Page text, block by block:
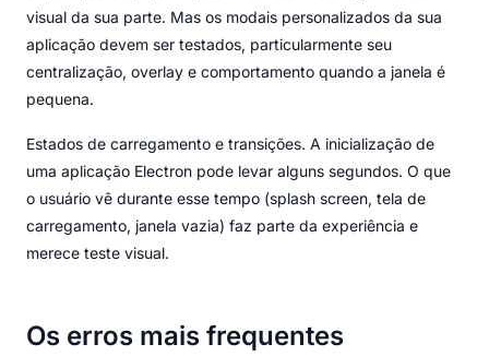
visual da sua parte. Mas os modais personalizados da sua
aplicação devem ser testados, particularmente seu
centralização, overlay e comportamento quando a janela é
pequena.
Estados de carregamento e transições. A inicialização de
uma aplicação Electron pode levar alguns segundos. O que
o usuário vê durante esse tempo (splash screen, tela de
carregamento, janela vazia) faz parte da experiência e
merece teste visual.
Os erros mais frequentes